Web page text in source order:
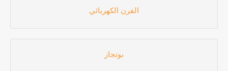
الفرن الكهربائي
بوتجاز